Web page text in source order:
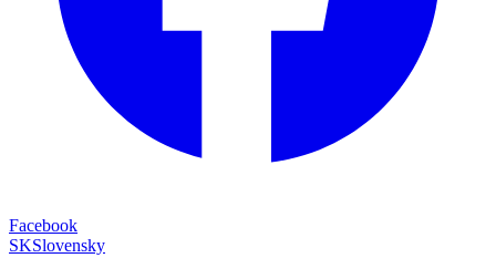
Facebook
SKSlovensky